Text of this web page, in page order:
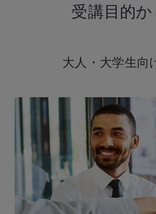
受講目的
大人・大学生向